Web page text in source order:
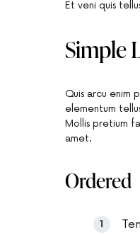
Et veni quis
Simple
Quis arcu enim
elementum
Mollis pretium
amet.
Ordered